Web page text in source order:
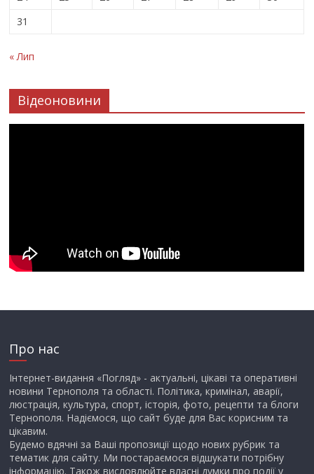
31
« Лип
Відеоновини
Про нас
Інтернет-видання «Погляд» - актуальні, цікаві та оперативні
новини Тернополя та області. Політика, кримінал, аварії,
люстрація, культура, спорт, історія, фото, рецепти та блоги
Тернополя. Надіємося, що сайт буде для Вас корисним та
цікавим.
Будемо вдячні за Ваші пропозиції щодо нових рубрик та
тематик для сайту. Ми постараємося відшукати потрібну
інформацію. Також висловлюйте власні думки про події у